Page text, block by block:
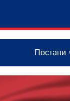
Постани